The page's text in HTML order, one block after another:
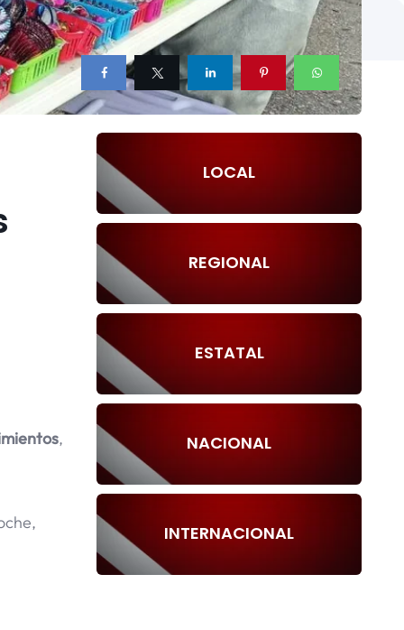
,
LOCAL
REGIONAL
ESTATAL
NACIONAL
INTERNACIONAL